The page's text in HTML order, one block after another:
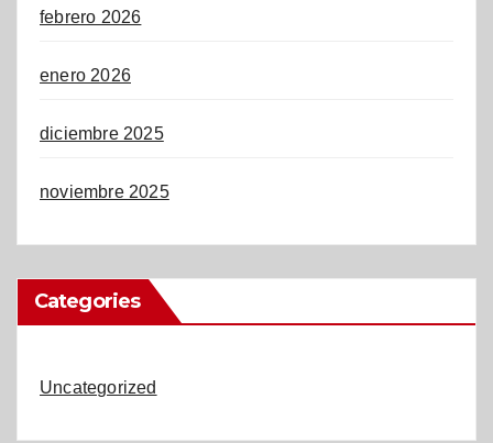
febrero 2026
enero 2026
diciembre 2025
noviembre 2025
Categories
Uncategorized